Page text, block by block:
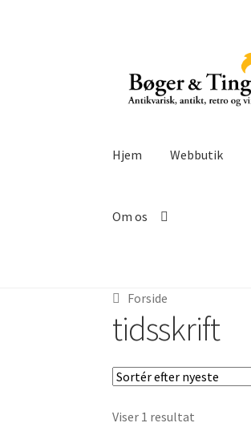
navigation
indhold
Hjem Webbutik
Om os
Forside
tidsskrift
Viser 1 resultat